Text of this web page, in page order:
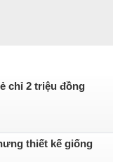
chỉ 2 triệu đồng
thiết kế giống